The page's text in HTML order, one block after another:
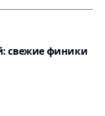
свежие финики